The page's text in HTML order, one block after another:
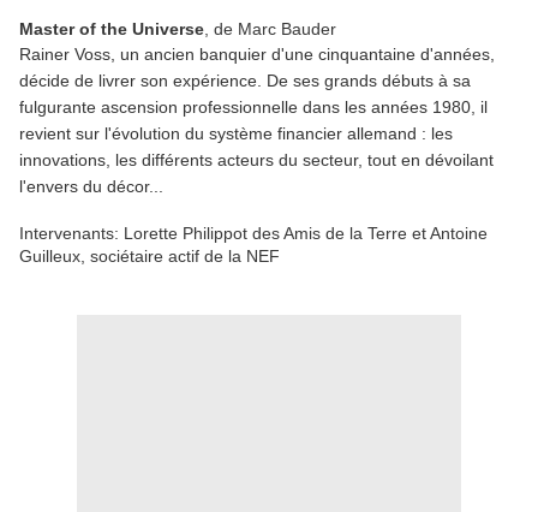
Master of the Universe , de Marc Bauder
Rainer Voss, un ancien banquier d'une cinquantaine d'années,
décide de livrer son expérience. De ses grands débuts à sa
fulgurante ascension professionnelle dans les années 1980, il
revient sur l'évolution du système financier allemand : les
innovations, les différents acteurs du secteur, tout en dévoilant
l'envers du décor...
Intervenants: Lorette Philippot des Amis de la Terre et Antoine
Guilleux, sociétaire actif de la NEF